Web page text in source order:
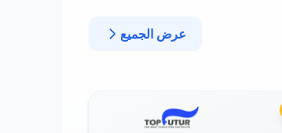
عرض الجميع